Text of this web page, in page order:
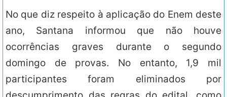
No que diz respeito à aplicação do Enem deste
ano, Santana informou que não houve
ocorrências graves durante o segundo
domingo de provas. No entanto, 1,9 mil
participantes foram eliminados por